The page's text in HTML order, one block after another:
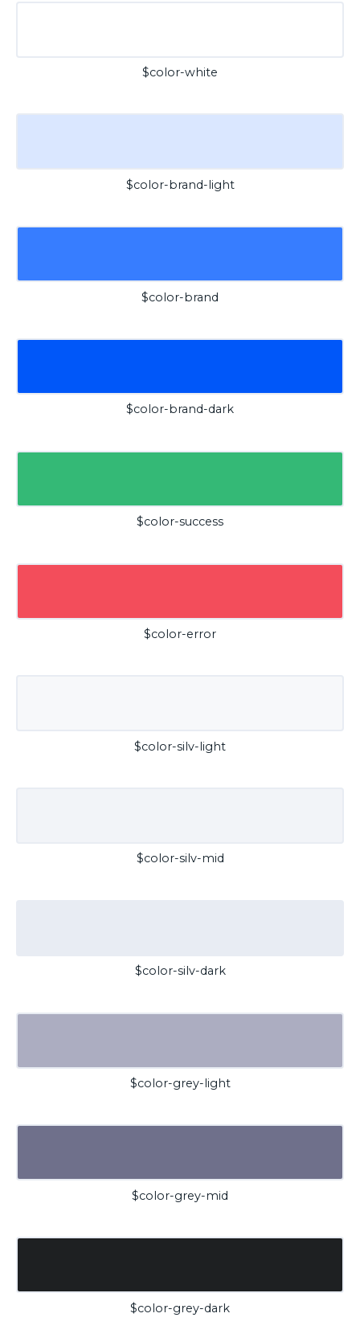
$color-white
$color-brand-light
$color-brand
$color-brand-dark
$color-success
$color-error
$color-silv-light
$color-silv-mid
$color-silv-dark
$color-grey-light
$color-grey-mid
$color-grey-dark